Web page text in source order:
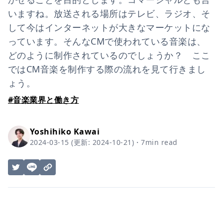
いますね。放送される場所はテレビ、ラジオ、そ
して今はインターネットが大きなマーケットにな
っています。そんなCMで使われている音楽は、
どのように制作されているのでしょうか？ ここ
ではCM音楽を制作する際の流れを見て行きまし
ょう。
#音楽業界と働き方
Yoshihiko Kawai
2024-03-15 (更新: 2024-10-21 ) ・7min read